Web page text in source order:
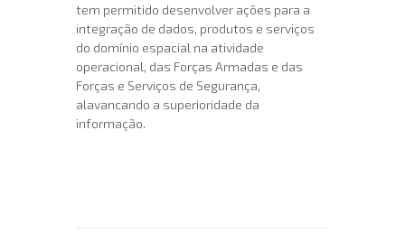
tem permitido desenvolver ações para a
integração de dados, produtos e serviços
do domínio espacial na atividade
operacional, das Forças Armadas e das
Forças e Serviços de Segurança,
alavancando a superioridade da
informação.